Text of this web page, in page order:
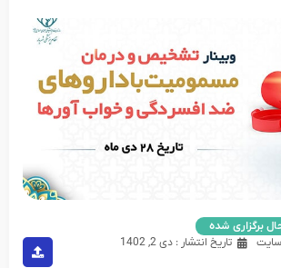
برگزاری شده
تاریخ انتشار : دی 2, 1402